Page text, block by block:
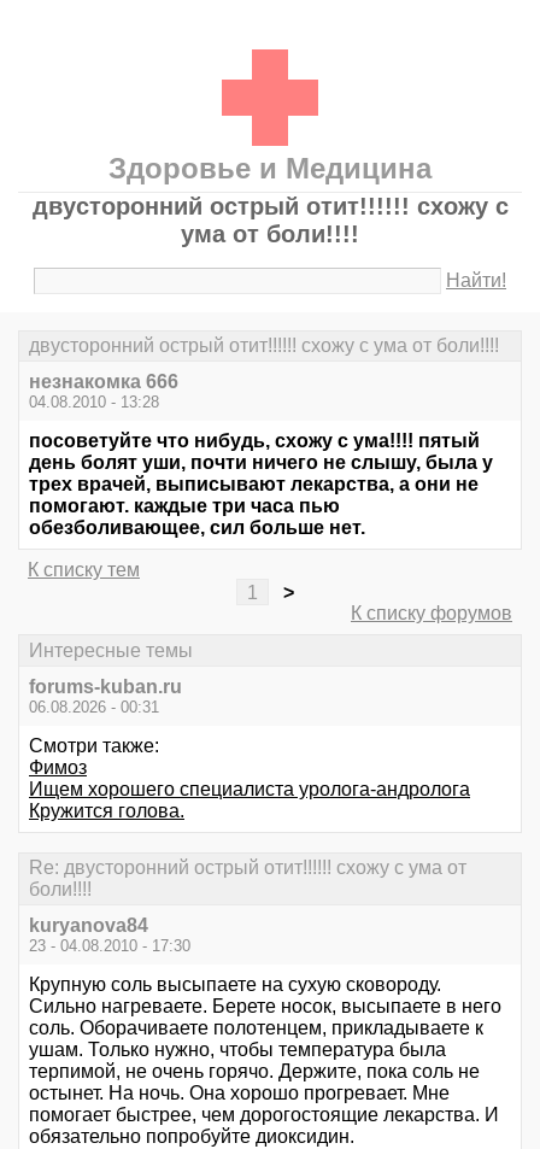
Здоровье и Медицина
двусторонний острый отит!!!!!! схожу с
ума от боли!!!!
Найти!
двусторонний острый отит!!!!!! схожу с ума от боли!!!!
незнакомка 666
04.08.2010 - 13:28
посоветуйте что нибудь, схожу с ума!!!! пятый
день болят уши, почти ничего не слышу, была у
трех врачей, выписывают лекарства, а они не
помогают. каждые три часа пью
обезболивающее, сил больше нет.
К списку тем
1
>
К списку форумов
Интересные темы
forums-kuban.ru
06.08.2026 - 00:31
Смотри также:
Фимоз
Ищем хорошего специалиста уролога-андролога
Кружится голова.
Re: двусторонний острый отит!!!!!! схожу с ума от
боли!!!!
kuryanova84
23 - 04.08.2010 - 17:30
Крупную соль высыпаете на сухую сковороду.
Сильно нагреваете. Берете носок, высыпаете в него
соль. Оборачиваете полотенцем, прикладываете к
ушам. Только нужно, чтобы температура была
терпимой, не очень горячо. Держите, пока соль не
остынет. На ночь. Она хорошо прогревает. Мне
помогает быстрее, чем дорогостоящие лекарства. И
обязательно попробуйте диоксидин.